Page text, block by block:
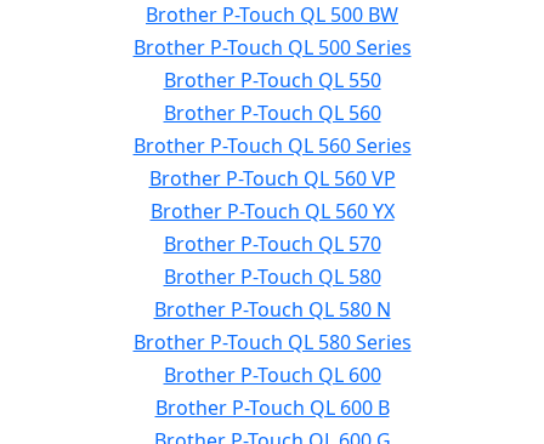
Brother P-Touch QL 500 BW
Brother P-Touch QL 500 Series
Brother P-Touch QL 550
Brother P-Touch QL 560
Brother P-Touch QL 560 Series
Brother P-Touch QL 560 VP
Brother P-Touch QL 560 YX
Brother P-Touch QL 570
Brother P-Touch QL 580
Brother P-Touch QL 580 N
Brother P-Touch QL 580 Series
Brother P-Touch QL 600
Brother P-Touch QL 600 B